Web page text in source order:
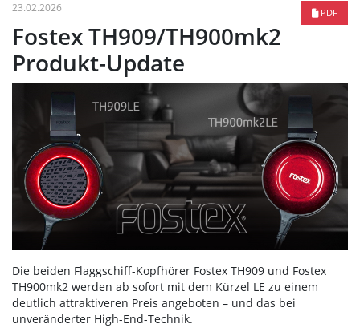
PDF
23.02.2026
Fostex TH909/TH900mk2
Produkt-Update
Die beiden Flaggschiff-Kopfhörer Fostex TH909 und Fostex
TH900mk2 werden ab sofort mit dem Kürzel LE zu einem
deutlich attraktiveren Preis angeboten – und das bei
unveränderter High-End-Technik.